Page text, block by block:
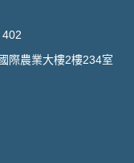
際農業大樓2樓234室